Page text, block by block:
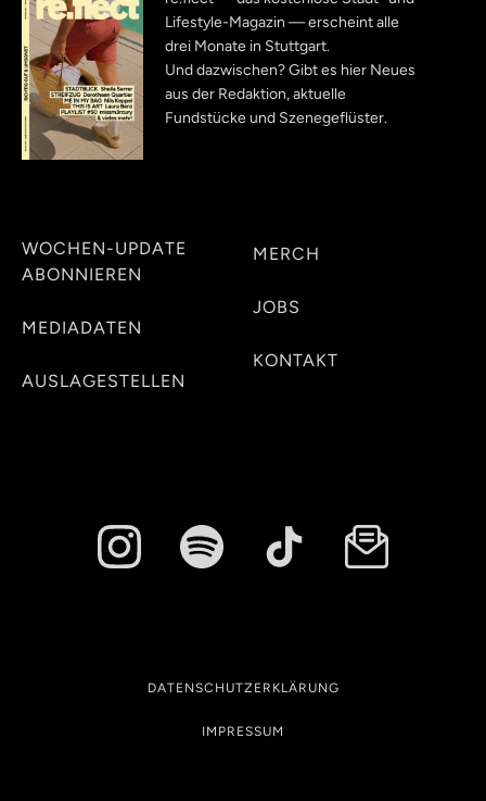
Lifestyle-Magazin — erscheint alle
drei Monate in Stuttgart.
Und dazwischen? Gibt es hier Neues
aus der Redaktion, aktuelle
Fundstücke und Szenegeflüster.
WOCHEN-UPDATE
ABONNIEREN
MEDIADATEN
AUSLAGESTELLEN
MERCH
JOBS
KONTAKT
DATENSCHUTZERKLÄRUNG
IMPRESSUM